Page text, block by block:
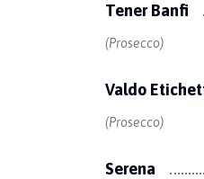
Tener Banfi
(Prosecco)
Valdo
(Prosecco)
Serena